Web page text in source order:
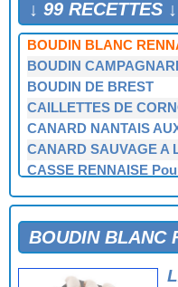
↓ 99 RECETTES ↓
BIGUENÉE DE NANTES
BOUDIN A LA MODE
BOUDIN BLANC
BOUDIN
BOUDIN DE BREST
CAILLETTES DE
CANARD NANTAIS
CANARD SAUVAGE A
CASSE RENNAISE
CIVET DE
CÔTELETTES
CÔTELETTES DE
BOUDIN BLANC